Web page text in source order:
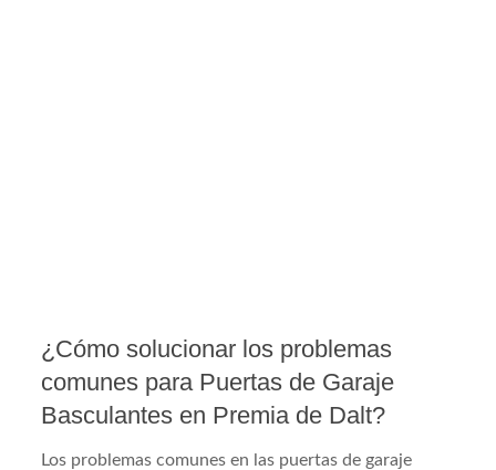
¿Cómo solucionar los problemas
comunes para Puertas de Garaje
Basculantes en Premia de Dalt?
Los problemas comunes en las puertas de garaje